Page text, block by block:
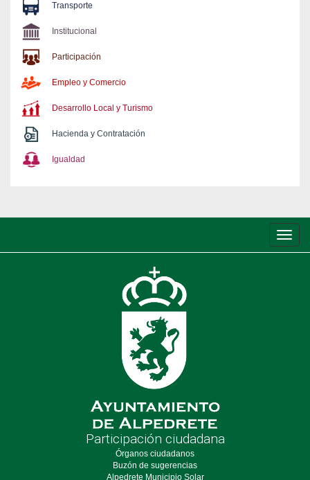
Transporte
Institucional
Participación
Empleo y Comercio
Desarrollo Local y Turismo
Hacienda y Contratación
Igualdad
de
Participación ciudadana
Órganos ciudadanos
Buzón de sugerencias
Alpedrete Municipio Solar